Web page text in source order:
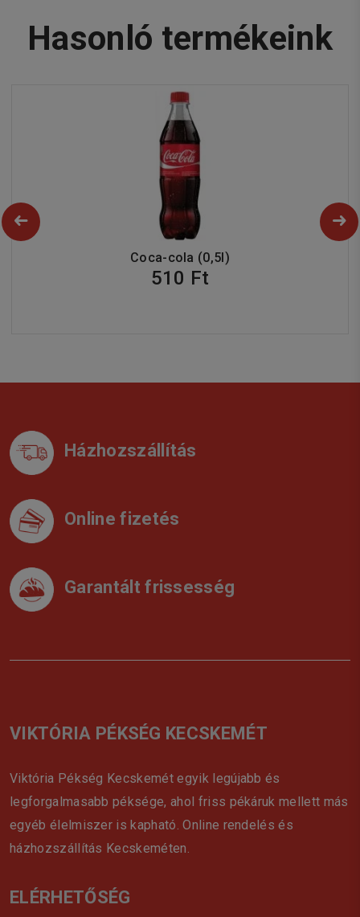
Hasonló termékeink
Coca-cola (0,5l)
510 Ft
Házhozszállítás
Online fizetés
Garantált frissesség
VIKTÓRIA PÉKSÉG KECSKEMÉT
Viktória Pékség Kecskemét egyik legújabb és
legforgalmasabb péksége, ahol friss pékáruk mellett más
egyéb élelmiszer is kapható. Online rendelés és
házhozszállítás Kecskeméten.
ELÉRHETŐSÉG